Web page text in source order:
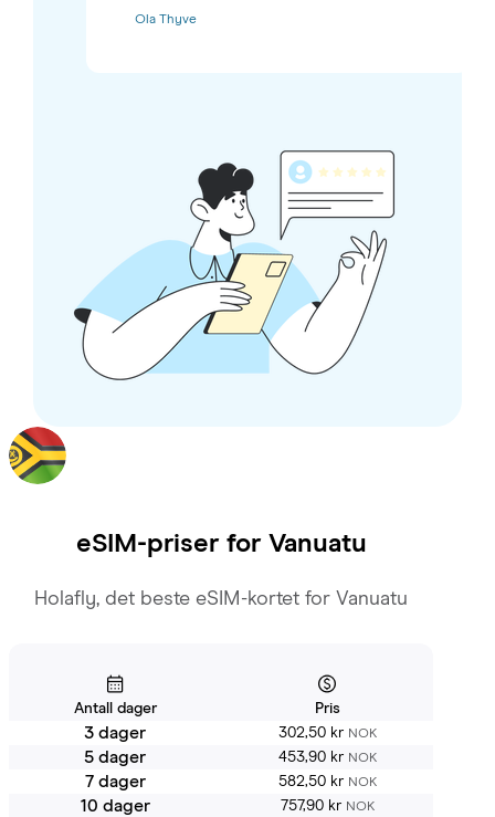
Ola Thyve
eSIM-priser for Vanuatu
Holafly, det beste eSIM-kortet for Vanuatu
Antall dager Pris
3 dager 302,50 kr NOK
5 dager 453,90 kr NOK
7 dager 582,50 kr NOK
10 dager 757,90 kr NOK